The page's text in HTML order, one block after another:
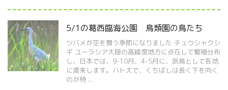
5/1の葛西臨海公園 鳥類園の鳥たち
ツバメが空を舞う季節になりました チュウシャクシ
ギ ユーラシア大陸の高緯度地方に点在して繁殖分布
し、日本では、9-10月、4-5月に、旅鳥として各地
に渡来します。ハト大で、くちばしは長く下を向く
のが特 ...